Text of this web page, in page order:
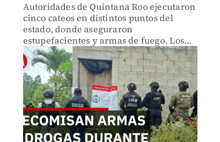
Autoridades de Quintana Roo ejecutaron
cinco cateos en distintos puntos del
estado, donde aseguraron
estupefacientes y armas de fuego. Los
operativos forman parte de acciones
para combatir delitos de alto impacto.